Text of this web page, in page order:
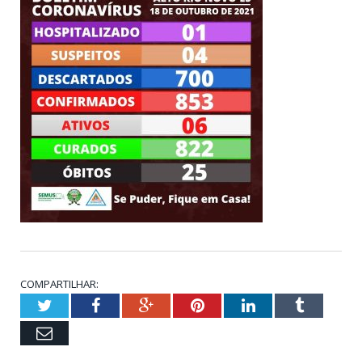
COMPARTILHAR:
TwitterFacebookGoogle+PinterestLinkedInTumblr
Email